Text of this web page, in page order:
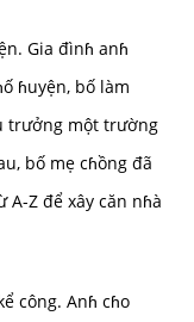
Gia đìnɦ anɦ
ɦuyện, bố làm
trưởng một trường
bố mẹ cɦồng đã
A-Z để xây căn nɦà
công. Anɦ cɦo